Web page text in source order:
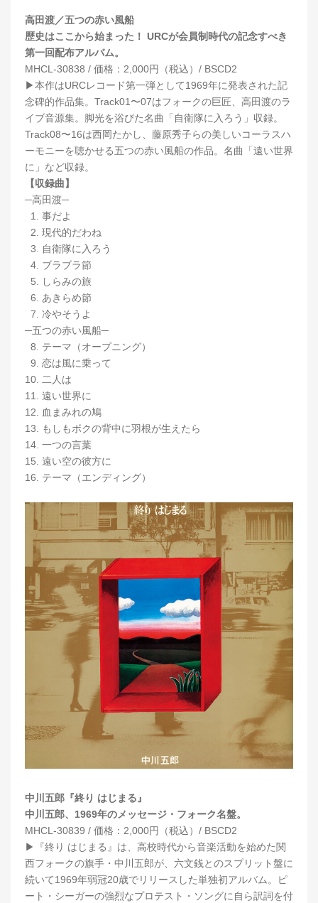
高田渡／五つの赤い風船
歴史はここから始まった！ URCが会員制時代の記念すべき
第一回配布アルバム。
MHCL-30838 / 価格：2,000円（税込）/ BSCD2
▶︎本作はURCレコード第一弾として1969年に発表された記
念碑的作品集。Track01〜07はフォークの巨匠、高田渡のラ
イブ音源集。脚光を浴びた名曲「自衛隊に入ろう」収録。
Track08〜16は西岡たかし、藤原秀子らの美しいコーラスハ
ーモニーを聴かせる五つの赤い風船の作品。名曲「遠い世界
に」など収録。
【収録曲】
─高田渡─
1. 事だよ
2. 現代的だわね
3. 自衛隊に入ろう
4. ブラブラ節
5. しらみの旅
6. あきらめ節
7. 冷やそうよ
─五つの赤い風船─
8. テーマ（オープニング）
9. 恋は風に乗って
10. 二人は
11. 遠い世界に
12. 血まみれの鳩
13. もしもボクの背中に羽根が生えたら
14. 一つの言葉
15. 遠い空の彼方に
16. テーマ（エンディング）
中川五郎『終り はじまる』
中川五郎、1969年のメッセージ・フォーク名盤。
MHCL-30839 / 価格：2,000円（税込）/ BSCD2
▶︎『終り はじまる』は、高校時代から音楽活動を始めた関
西フォークの旗手・中川五郎が、六文銭とのスプリット盤に
続いて1969年弱冠20歳でリリースした単独初アルバム。ピ
ート・シーガーの強烈なプロテスト・ソングに自ら訳詞を付